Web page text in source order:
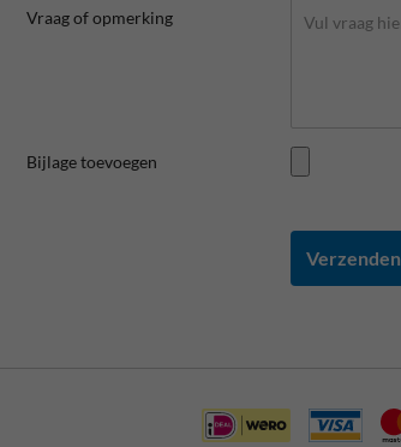
Vraag of opmerking
Bijlage toevoegen
Verzenden